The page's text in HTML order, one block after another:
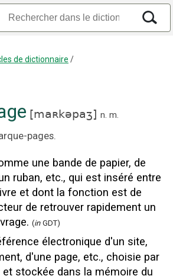
de dictionnaire /
[maʀkəpaʒ] n. m.
pages.
une bande de papier, de
ruban, etc., qui est inséré entre
et dont la fonction est de
de retrouver rapidement un
(in GDT)
électronique d'un site,
d'une page, etc., choisie par
et stockée dans la mémoire du